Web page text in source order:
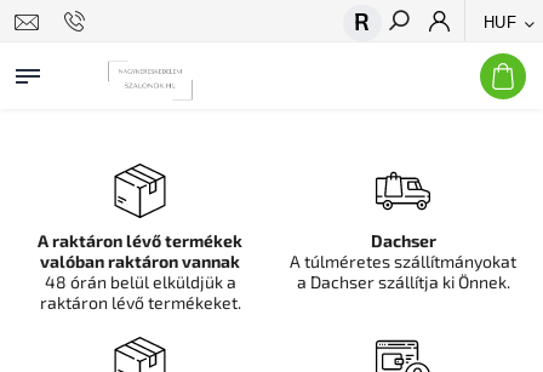
HUF
Keresés
A raktáron lévő termékek
valóban raktáron vannak
48 órán belül elküldjük a
raktáron lévő termékeket.
Dachser
A túlméretes szállítmányokat
a Dachser szállítja ki Önnek.